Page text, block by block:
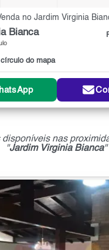
Bianca
do mapa
disponíveis nas
"Jardim Virginia Bianca"